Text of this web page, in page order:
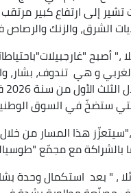
تشير إلى ارتفاع كبير
الشرق، والزنك والرصاص
و هي تندوف، بشار،
ستضخّ في السوق
هذا المسار من
بالشراكة مع مجمّع
، " بعد استكمال وحدة